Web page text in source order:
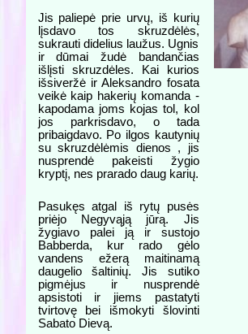
Jis paliepė prie urvų, iš kurių
lįsdavo tos skruzdėlės,
sukrauti didelius laužus. Ugnis
ir dūmai žudė bandančias
išlįsti skruzdėles. Kai kurios
išsiveržė ir Aleksandro fosata
veikė kaip hakerių komanda -
kapodama joms kojas tol, kol
jos parkrisdavo, o tada
pribaigdavo. Po ilgos kautynių
su skruzdėlėmis dienos , jis
nusprendė pakeisti žygio
kryptį, nes prarado daug karių.
Pasukęs atgal iš rytų pusės
priėjo Negyvąją jūrą. Jis
žygiavo palei ją ir sustojo
Babberda, kur rado gėlo
vandens ežerą maitinamą
daugelio šaltinių. Jis sutiko
pigmėjus ir nusprendė
apsistoti ir jiems pastatyti
tvirtovę bei išmokyti šlovinti
Sabato Dievą.